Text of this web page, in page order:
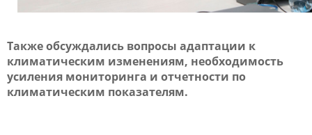
Также обсуждались вопросы адаптации к
климатическим изменениям, необходимость
усиления мониторинга и отчетности по
климатическим показателям.